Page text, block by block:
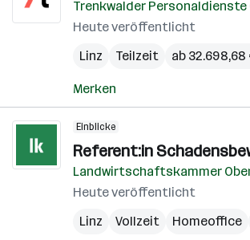
Trenkwalder Personaldienste
Heute veröffentlicht
Linz
Teilzeit ab
Merken
Einblicke
Referent:in
Landwirtschaftskammer
Heute veröffentlicht
Linz
Vollzeit Homeoffice